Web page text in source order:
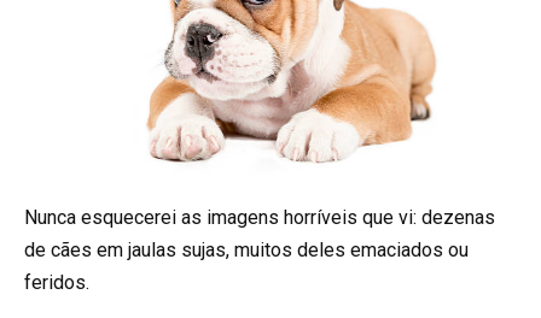
Nunca esquecerei as imagens horríveis que vi: dezenas
de cães em jaulas sujas, muitos deles emaciados ou
feridos.